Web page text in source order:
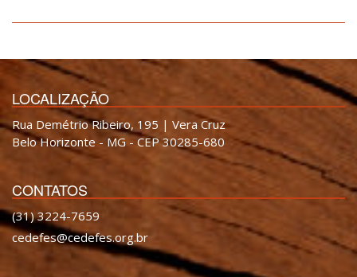
LOCALIZAÇÃO
Rua Demétrio Ribeiro, 195 | Vera Cruz
Belo Horizonte - MG - CEP 30285-680
CONTATOS
(31) 3224-7659
cedefes@cedefes.org.br